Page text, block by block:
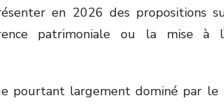
en 2026 des propositions
patrimoniale ou la mise à
pourtant largement dominé par le